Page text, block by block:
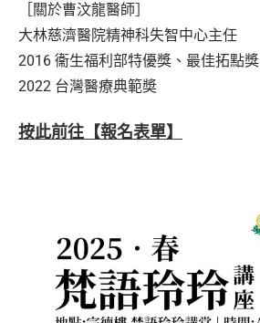
［關於曹汶龍醫師］
大林慈濟醫院精神科失智中心主任
2016 衞生福利部特優獎、最佳拓點獎
2022 台灣醫療典範奬
按此前往【報名表單】